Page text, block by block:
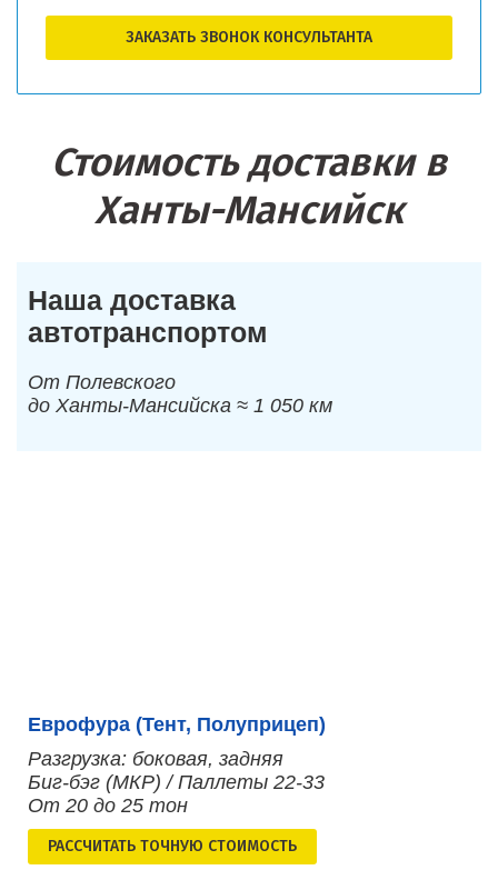
ЗАКАЗАТЬ ЗВОНОК КОНСУЛЬТАНТА
Стоимость доставки в
Ханты-Мансийск
Наша доставка
автотранспортом
От Полевского
до Ханты-Мансийска ≈ 1 050 км
Еврофура (Тент, Полуприцеп)
Разгрузка: боковая, задняя
Биг-бэг (МКР) / Паллеты 22-33
От 20 до 25 тон
РАСCЧИТАТЬ ТОЧНУЮ СТОИМОСТЬ